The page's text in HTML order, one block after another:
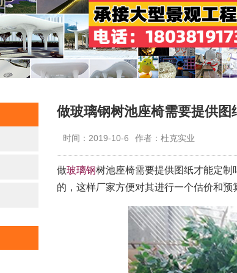
做玻璃钢树池座椅需要提供图
时间：2019-10-6 作者：杜克实业
做玻璃钢树池座椅需要提供图纸才能定
的，这样厂家方便对其进行一个估价和预